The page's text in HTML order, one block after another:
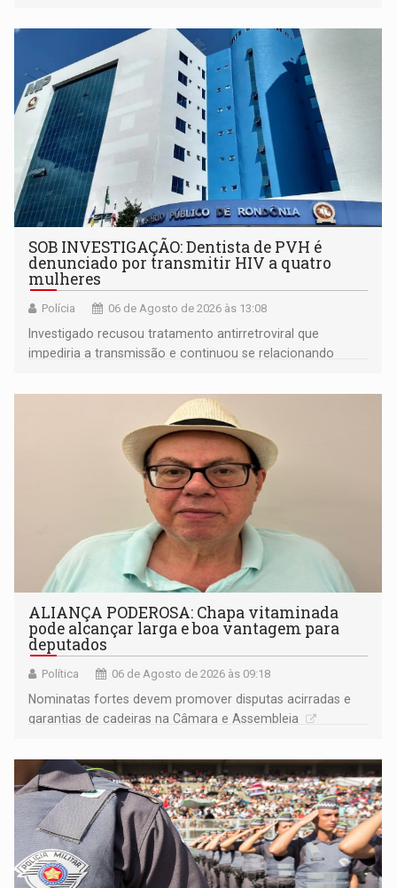
SOB INVESTIGAÇÃO: Dentista de PVH é
denunciado por transmitir HIV a quatro
mulheres
Polícia 06 de Agosto de 2026 às 13:08
Investigado recusou tratamento antirretroviral que
impediria a transmissão e continuou se relacionando
ALIANÇA PODEROSA: Chapa vitaminada
pode alcançar larga e boa vantagem para
deputados
Política 06 de Agosto de 2026 às 09:18
Nominatas fortes devem promover disputas acirradas e
garantias de cadeiras na Câmara e Assembleia